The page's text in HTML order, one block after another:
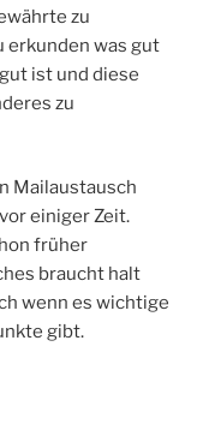
zu
erkunden was gut
ist und diese
zu
Mailaustausch
einiger Zeit.
früher
braucht halt
wenn es wichtige
gibt.